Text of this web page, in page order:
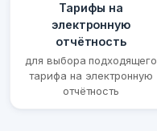
Тарифы на
электронную
отчётность
для выбора подходящего
тарифа на электронную
отчётность